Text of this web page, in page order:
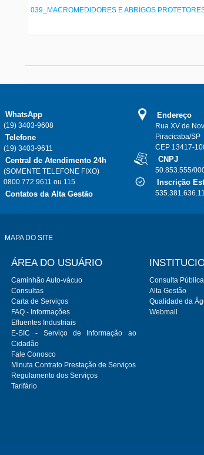
039_MACROMEDIDORES E ABRIGOS
WhatsApp
(19) 3403-9608
Telefone
(19) 3403-9611
Central de Atendimento 24h
(SOMENTE TELEFONE FIXO)
0800 772 9611 ou 115
Contatos da Alta Gestão
Endereço
Rua XV de
Piracicaba/SP
CEP 13417-
CNPJ
50.853.555/
Inscrição
MAPA DO SITE
Consulta Pública
Alta Gestão
Qualidade da
Webmail
ÁREA DO USUÁRIO
Caminhão Auto-vácuo
Consultas
Carta de Serviços
FAQ - Informações
Efluentes Industriais
E-SIC - Serviço de Informação ao
Cidadão
Fale Conosco
Minuta Contrato Prestação de Serviços
Regulamento dos Serviços
Tarifário